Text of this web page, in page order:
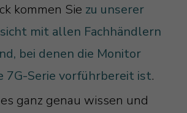
kommen Sie zu unserer
mit allen Fachhändlern
bei denen die Monitor
7G-Serie vorführbereit ist.
ganz genau wissen und